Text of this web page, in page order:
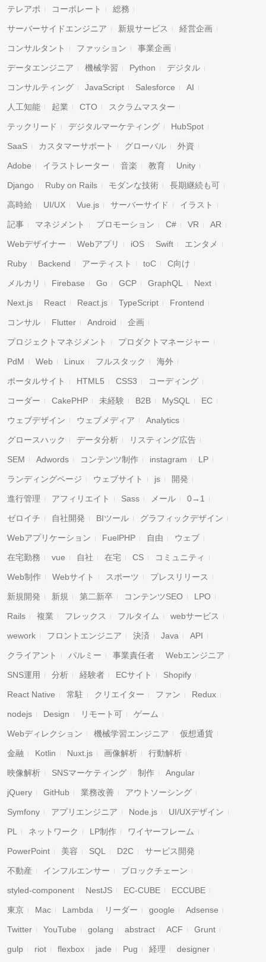
テレアポ コーポレート 総務
サーバーサイドエンジニア 新規サービス 経営企画
コンサルタント ファッション 事業企画
データエンジニア 機械学習 Python デジタル
コンサルティング JavaScript Salesforce AI
人工知能 起業 CTO スクラムマスター
テックリード デジタルマーケティング HubSpot
SaaS カスタマーサポート グローバル 外資
Adobe イラストレーター 音楽 教育 Unity
Django Ruby on Rails モダンな技術 長期継続も可
高時給 UI/UX Vue.js サーバーサイド イラスト
記事 マネジメント プロモーション C# VR AR
Webデザイナー Webアプリ iOS Swift エンタメ
Ruby Backend アーティスト toC C向け
メルカリ Firebase Go GCP GraphQL Next
Next.js React React.js TypeScript Frontend
コンサル Flutter Android 企画
プロジェクトマネジメント プロダクトマネージャー
PdM Web Linux フルスタック 海外
ポータルサイト HTML5 CSS3 コーディング
コーダー CakePHP 未経験 B2B MySQL EC
ウェブデザイン ウェブメディア Analytics
グロースハック データ分析 リスティング広告
SEM Adwords コンテンツ制作 instagram LP
ランディングページ ウェブサイト js 開発
進行管理 アフィリエイト Sass メール 0→1
ゼロイチ 自社開発 BIツール グラフィックデザイン
Webアプリケーション FuelPHP 自由 ウェブ
在宅勤務 vue 自社 在宅 CS コミュニティ
Web制作 Webサイト スポーツ プレスリリース
新規開発 新規 第二新卒 コンテンツSEO LPO
Rails 複業 フレックス フルタイム webサービス
wework フロントエンジニア 決済 Java API
クライアント パルミー 事業責任者 Webエンジニア
SNS運用 分析 経験者 ECサイト Shopify
React Native 常駐 クリエイター ファン Redux
nodejs Design リモート可 ゲーム
Webディレクション 機械学習エンジニア 仮想通貨
金融 Kotlin Nuxt.js 画像解析 行動解析
映像解析 SNSマーケティング 制作 Angular
jQuery GitHub 業務改善 アウトソーシング
Symfony アプリエンジニア Node.js UI/UXデザイン
PL ネットワーク LP制作 ワイヤーフレーム
PowerPoint 美容 SQL D2C サービス開発
不動産 インフルエンサー ブロックチェーン
styled-component NestJS EC-CUBE ECCUBE
東京 Mac Lambda リーダー google Adsense
Twitter YouTube golang abstract ACF Grunt
gulp riot flexbox jade Pug 経理 designer